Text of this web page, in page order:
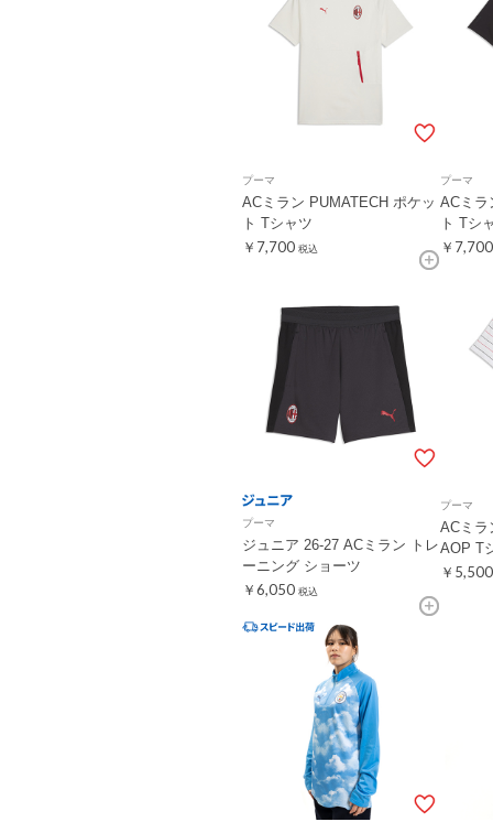
プーマ
ACミラン PUMATECH ポケッ
ト Tシャツ
￥7,700 税込
プーマ
ACミラ
ト Tシ
￥7,700
プーマ
ジュニア 26-27 ACミラン トレ
ーニング ショーツ
￥6,050 税込
プーマ
ACミラ
AOP T
￥5,500